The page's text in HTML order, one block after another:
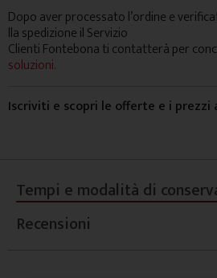
Dopo aver processato l’ordine e
lla spedizione il Servizio
Clienti Fontebona ti contatterà per
soluzioni.
Iscriviti e scopri le offerte e i
Tempi e modalità di
Recensioni